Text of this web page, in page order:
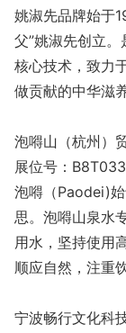
姚淑先品牌始于
父”姚淑先创立
核心技术，致力
做贡献的中华滋
泡嘚山（杭州）
展位号：B8T033
泡嘚（Paodei)
思。泡嘚山泉水
用水，坚持使用
顺应自然，注重
宁波畅行文化科